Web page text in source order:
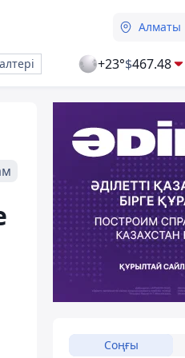
Алматы
+23°$467.48
Соңғы